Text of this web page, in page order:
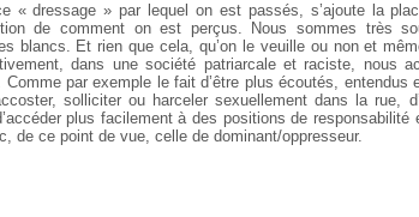
« dressage » par lequel on est passés, s’ajoute la
de comment on est perçus. Nous sommes très
blancs. Et rien que cela, qu’on le veuille ou non et
dans une société patriarcale et raciste, nous
Comme par exemple le fait d’être plus écoutés, entendus
solliciter ou harceler sexuellement dans la rue,
plus facilement à des positions de responsabilité
de ce point de vue, celle de dominant/oppresseur.